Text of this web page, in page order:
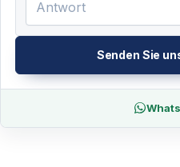
Senden Sie